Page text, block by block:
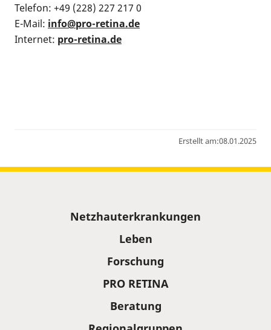
Telefon: +49 (228) 227 217 0
E-Mail: info@pro-retina.de
Internet: pro-retina.de
Erstellt am:08.01.2025
Netzhauterkrankungen
Leben
Forschung
PRO RETINA
Beratung